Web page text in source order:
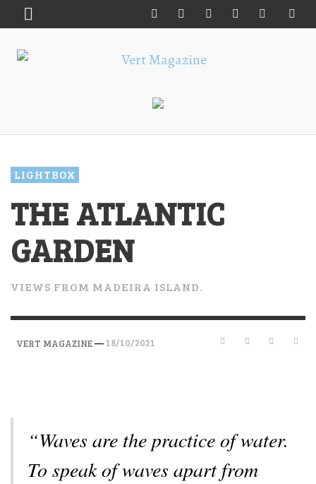
LIGHTBOX
THE ATLANTIC
GARDEN
VIEWS FROM MADEIRA ISLAND.
VERT MAGAZINE— 18/10/2021
“Waves are the practice of water.
To speak of waves apart from